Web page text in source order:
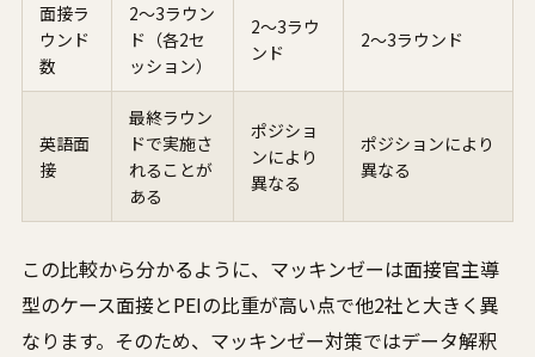
面接ラ
ウンド
数
2〜3ラウン
ド（各2セ
ッション）
2〜3ラウ
ンド
2〜3ラウンド
英語面
接
最終ラウン
ドで実施さ
れることが
ある
ポジショ
ンにより
異なる
ポジションにより
異なる
この比較から分かるように、マッキンゼーは面接官主導
型のケース面接とPEIの比重が高い点で他2社と大きく異
なります。そのため、マッキンゼー対策ではデータ解釈